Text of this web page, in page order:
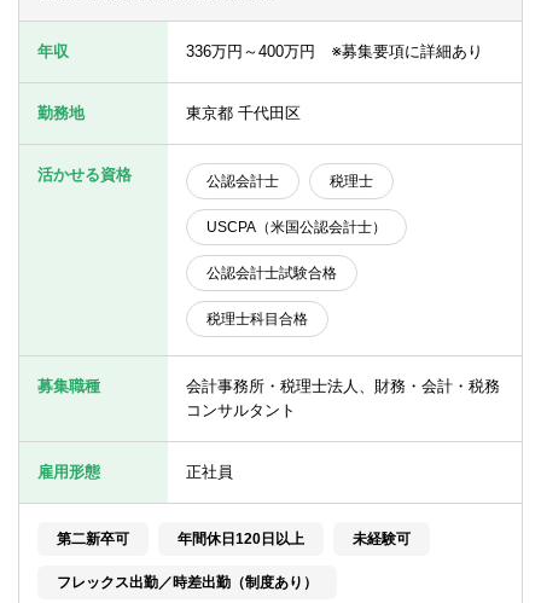
USCPA（米国公認会計士）の求人
女性会計士の転職
個別転職相談会・セミナー
転職お役立ち情報
ご利用ガイド
非公開求人とは？
サービス紹介
転職お役立ち情報
求人情報
年収 336万円～400万円 ※募集要項に詳細あり
勤務地 東京都 千代田区
活かせる資格 公認会計士 税理士
USCPA（米国公認会計士）
公認会計士試験合格
税理士科目合格
募集職種
会計事務所・税理士法人、財務・会計・税務
コンサルタント
雇用形態 正社員
第二新卒可 年間休日120日以上 未経験可
フレックス出勤／時差出勤（制度あり）